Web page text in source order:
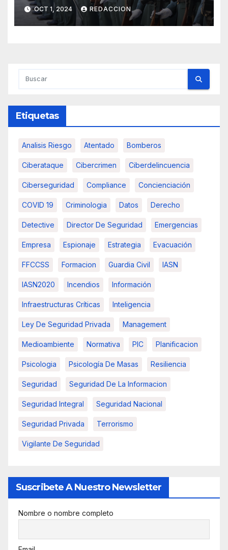
ser Guardia Civil
OCT 1, 2024 REDACCION
Etiquetas
Analisis Riesgo Atentado Bomberos
Ciberataque Cibercrimen Ciberdelincuencia
Ciberseguridad Compliance Concienciación
COVID 19 Criminologia Datos Derecho
Detective Director De Seguridad Emergencias
Empresa Espionaje Estrategia Evacuación
FFCCSS Formacion Guardia Civil IASN
IASN2020 Incendios Información
Infraestructuras Críticas Inteligencia
Ley De Seguridad Privada Management
Medioambiente Normativa PIC Planificacion
Psicologia Psicología De Masas Resiliencia
Seguridad Seguridad De La Informacion
Seguridad Integral Seguridad Nacional
Seguridad Privada Terrorismo
Vigilante De Seguridad
Suscribete A Nuestro Newsletter
Nombre o nombre completo